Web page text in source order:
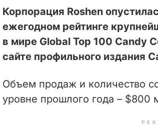
Корпорация Roshen
ежегодном рейтинге
в мире Global Top 100 Candy
сайте профильного издания
Объем продаж и количество
уровне прошлого года – $800